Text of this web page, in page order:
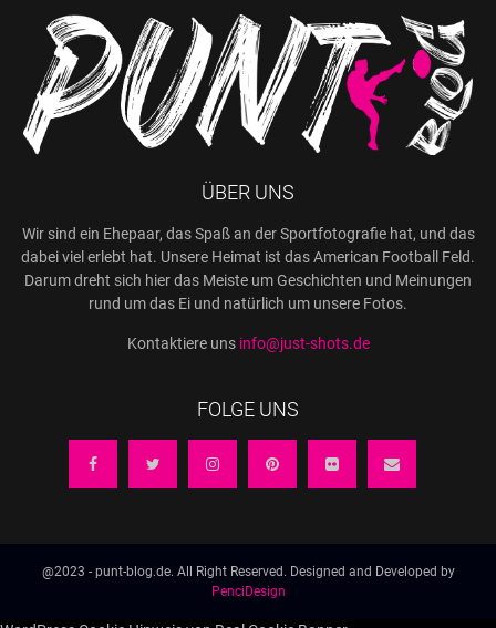
ÜBER UNS
Wir sind ein Ehepaar, das Spaß an der Sportfotografie hat, und das
dabei viel erlebt hat. Unsere Heimat ist das American Football Feld.
Darum dreht sich hier das Meiste um Geschichten und Meinungen
rund um das Ei und natürlich um unsere Fotos.
Kontaktiere uns info@just-shots.de
FOLGE UNS
@2023 - punt-blog.de. All Right Reserved. Designed and Developed by
PenciDesign